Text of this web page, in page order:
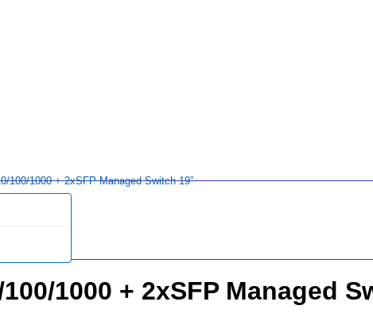
100/1000 + 2xSFP Managed Switch 19”
1000 + 2xSFP Managed